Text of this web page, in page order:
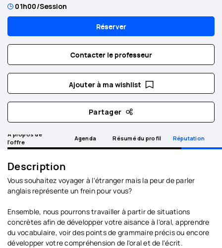
01h00/Session
Réserver
Contacter le professeur
Ajouter à ma wishlist
Partager
A propos de
l’offre
Agenda Résumé du profil Réputation
Description
Vous souhaitez voyager à l'étranger mais la peur de parler
anglais représente un frein pour vous?
Ensemble, nous pourrons travailler à partir de situations
concrètes afin de développer votre aisance à l'oral, apprendre
du vocabulaire, voir des points de grammaire précis ou encore
développer votre compréhension de l'oral et de l'écrit.